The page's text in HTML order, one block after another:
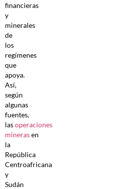
financieras
y
minerales
de
los
regímenes
que
apoya.
Así,
según
algunas
fuentes,
lasoperaciones
minerasen
la
República
Centroafricana
y
Sudán